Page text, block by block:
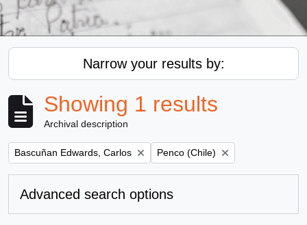
Narrow your results by:
Showing 1 results
Archival description
Remove filter:
Bascuñan Edwards, Carlos Remove filter:
Penco (Chile)
Advanced search options